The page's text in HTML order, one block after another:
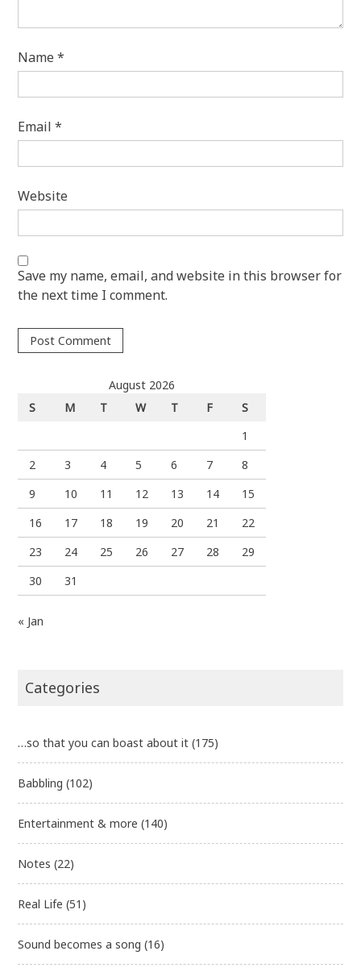
Name*
Email*
Website
Save my name, email, and website in this browser for
the next time I comment.
August 2026
S
M T W T F
S
1
2
3 4 5 6 7
8
9
10 11 12 13 14
15
16
17 18 19 20 21
22
23
24 25 26 27 28
29
30
31
« Jan
Categories
…so that you can boast about it (175)
Babbling (102)
Entertainment & more (140)
Notes (22)
Real Life (51)
Sound becomes a song (16)